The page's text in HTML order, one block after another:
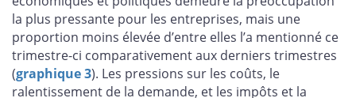
la plus pressante pour les entreprises, mais une
proportion moins élevée d’entre elles l’a mentionné ce
trimestre-ci comparativement aux derniers trimestres
(graphique 3). Les pressions sur les coûts, le
ralentissement de la demande, et les impôts et la